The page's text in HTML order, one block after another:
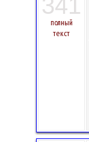
341
полный
текст